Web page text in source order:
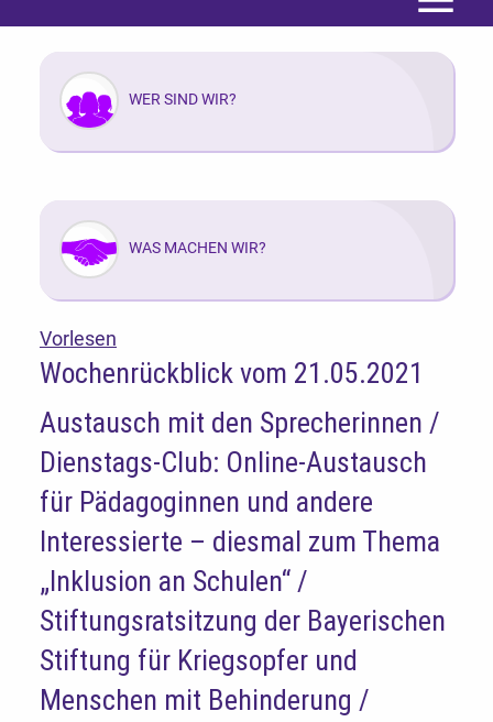
Menü
WER SIND WIR?
WAS MACHEN WIR?
Vorlesen
Wochenrückblick vom 21.05.2021
Austausch mit den Sprecherinnen /
Dienstags-Club: Online-Austausch
für Pädagoginnen und andere
Interessierte – diesmal zum Thema
„Inklusion an Schulen“ /
Stiftungsratsitzung der Bayerischen
Stiftung für Kriegsopfer und
Menschen mit Behinderung /